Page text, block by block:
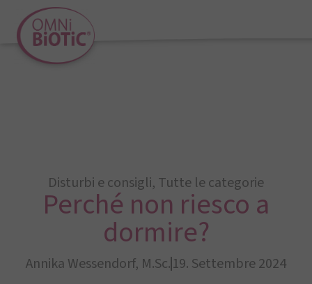
Disturbi e consigli, Tutte le categorie
Perché non riesco a
dormire?
Annika Wessendorf, M.Sc.19. Settembre 2024